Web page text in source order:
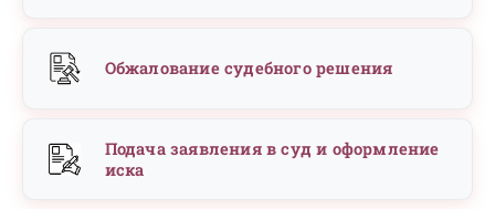
Обжалование судебного решения
Подача заявления в суд и оформление
иска